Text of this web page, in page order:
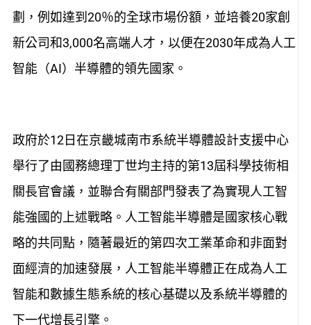
劃，例如達到20％的全球市場份額，並培養20家創
新公司和3,000名高端人才，以便在2030年成為人工
智能（AI）半導體的領先國家。
政府於12日在京畿城南市系統半導體設計支援中心
舉行了由國務總理丁世均主持的第13屆科學技術相
關長官會議，並聯合有關部門發表了為實現人工智
能強國的上述戰略。人工智能半導體是國家核心戰
略的共同點，隨著最近的第四次工業革命和非面對
面經濟的加速發展，人工智能半導體正在成為人工
智能和數據生態系統的核心基礎以及系統半導體的
下一代增長引擎。